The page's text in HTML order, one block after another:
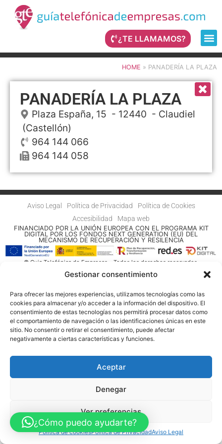
Gestionar consentimiento
Para ofrecer las mejores experiencias, utilizamos tecnologías como las
cookies para almacenar y/o acceder a la información del dispositivo. El
consentimiento de estas tecnologías nos permitirá procesar datos como
el comportamiento de navegación o las identificaciones únicas en este
sitio. No consentir o retirar el consentimiento, puede afectar
negativamente a ciertas características y funciones.
Aceptar
Denegar
Ver preferencias
Política de cookiesPolítica de PrivacidadAviso Legal
¿TE LLAMAMOS?
HOME » PANADERÍA LA PLAZA
PANADERÍA LA PLAZA
Plaza España, 15 - 12440 - Claudiel
(Castellón)
964 144 066
964 144 058
Aviso Legal Política de Privacidad
Política de Cookies
Accesibilidad
Mapa web
FINANCIADO POR LA UNIÓN EUROPEA CON EL PROGRAMA KIT
DIGITAL POR LOS FONDOS NEXT GENERATION (EU) DEL
MECANISMO DE RECUPERACIÓN Y RESILENCIA
© Guia Telefónica de Empresas – Todos los derechos reservados.
¿Cómo puedo ayudarte?